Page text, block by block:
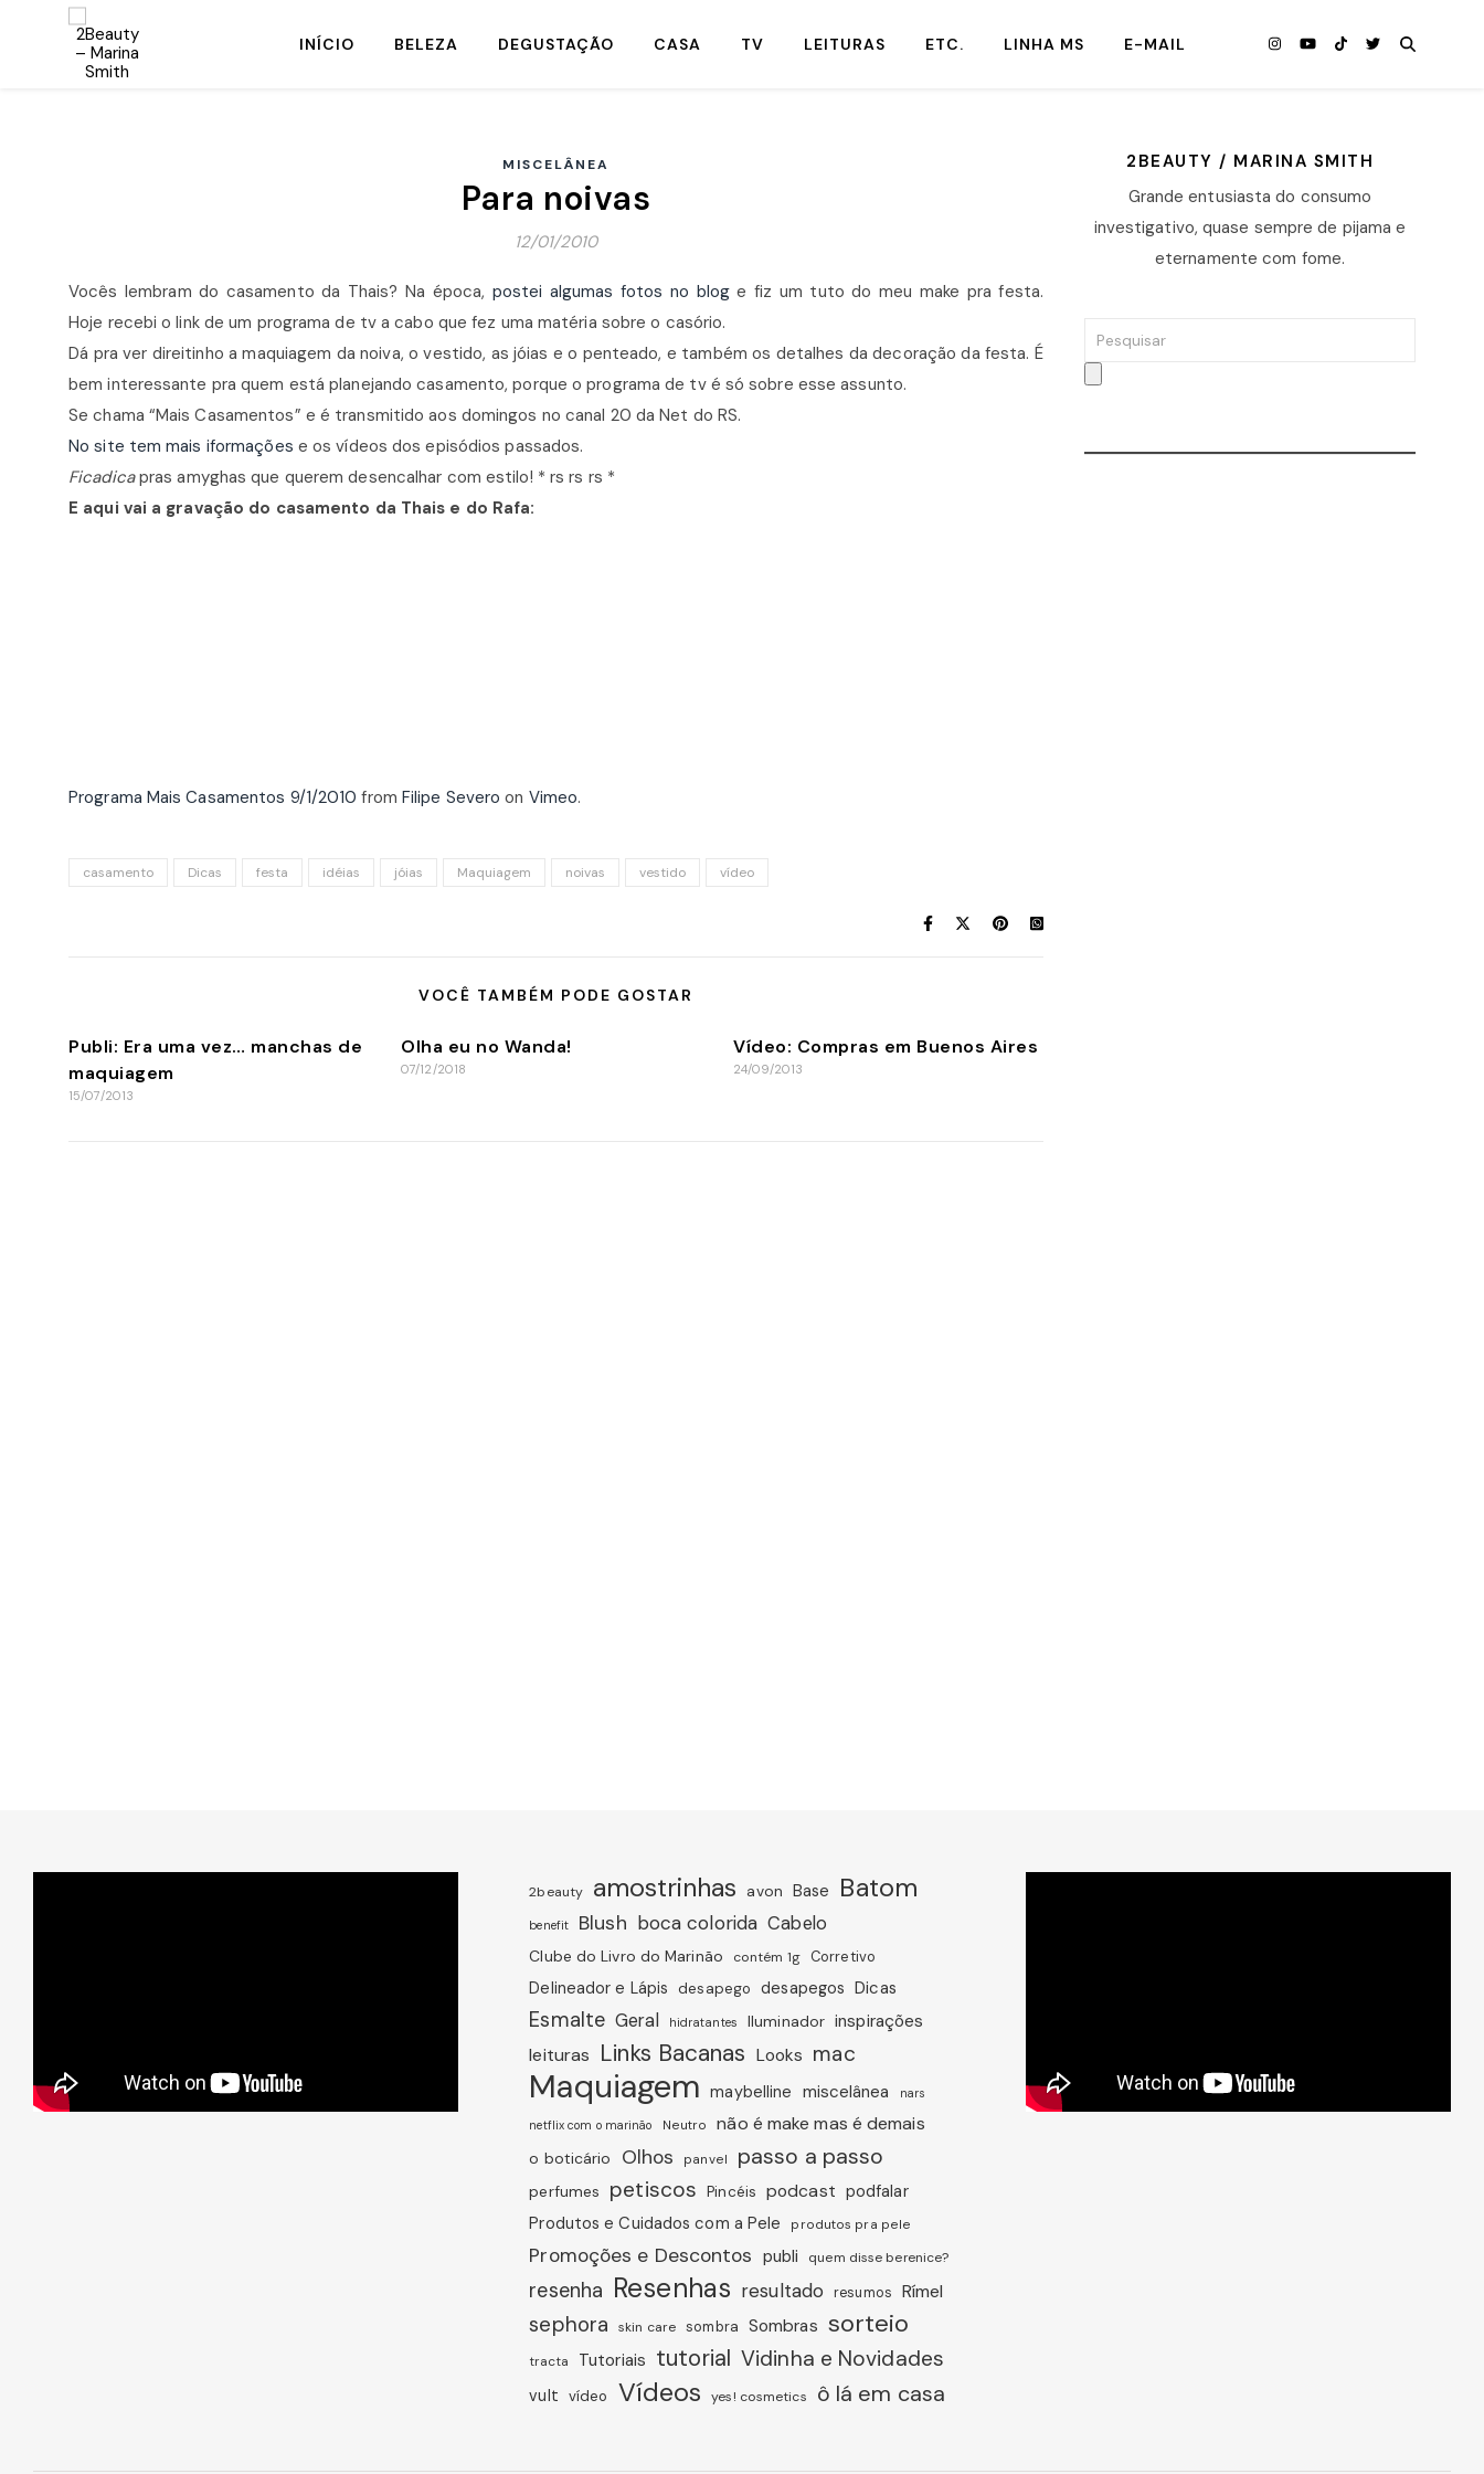
INÍCIO BELEZA DEGUSTAÇÃO CASA TV LEITURAS ETC. LINHA MS E-MAIL
MISCELÂNEA
Para noivas
12/01/2010
Vocês lembram do casamento da Thais? Na época, postei algumas fotos no bloge fiz um tuto do meu make pra festa.
Hoje recebi o link de um programa de tv a cabo que fez uma matéria sobre o casório.
Dá pra ver direitinho a maquiagem da noiva, o vestido, as jóias e o penteado, e também os detalhes da decoração da festa. É
bem interessante pra quem está planejando casamento, porque o programa de tv é só sobre esse assunto.
Se chama “Mais Casamentos” e é transmitido aos domingos no canal 20 da Net do RS.
No site tem mais iformações e os vídeos dos episódios passados.
Ficadicapras amyghas que querem desencalhar com estilo! * rs rs rs *
E aqui vai a gravação do casamento da Thais e do Rafa:
Programa Mais Casamentos 9/1/2010 from Filipe Severo on Vimeo.
casamento Dicas festa idéias jóias Maquiagem noivas vestido vídeo
VOCÊ TAMBÉM PODE GOSTAR
Publi: Era uma vez… manchas de
maquiagem
15/07/2013
Olha eu no Wanda!
07/12/2018
Vídeo: Compras em Buenos Aires
24/09/2013
2BEAUTY / MARINA SMITH
Grande entusiasta do consumo
investigativo, quase sempre de pijama e
eternamente com fome.
2beauty amostrinhas avon Base Batom
benefit Blush boca colorida Cabelo
Clube do Livro do Marinão contém 1g Corretivo
Delineador e Lápis desapego desapegos Dicas
Esmalte Geral hidratantes Iluminador inspirações
leituras Links Bacanas Looks mac
Maquiagem maybelline miscelânea nars
netflix com o marinão Neutro não é make mas é demais
o boticário Olhos panvel passo a passo
perfumes petiscos Pincéis podcast podfalar
Produtos e Cuidados com a Pele
produtos pra pele
Promoções e Descontos publi quem disse berenice?
resenha Resenhas resultado resumos Rímel
sephora skin care sombra Sombras sorteio
tracta Tutoriais tutorial Vidinha e Novidades
vult vídeo Vídeos yes! cosmetics ô lá em casa